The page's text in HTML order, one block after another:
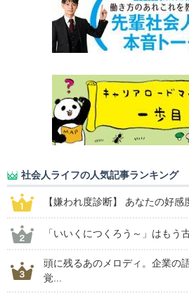
社会人ライフの人気記事ランキング
【嫌われ度診断】 あなたの好感
「いいくにつくろう～」はも
頭に残るあのメロディ。企業の
覚...